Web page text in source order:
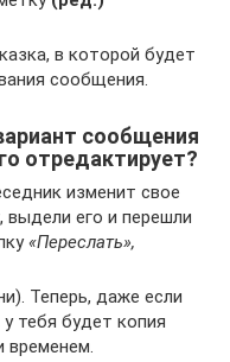
в которой будет
сообщения.
сообщения
отредактирует?
изменит свое
выдели его и перешли
«Переслать»,
Теперь, даже если
тебя будет копия
временем.